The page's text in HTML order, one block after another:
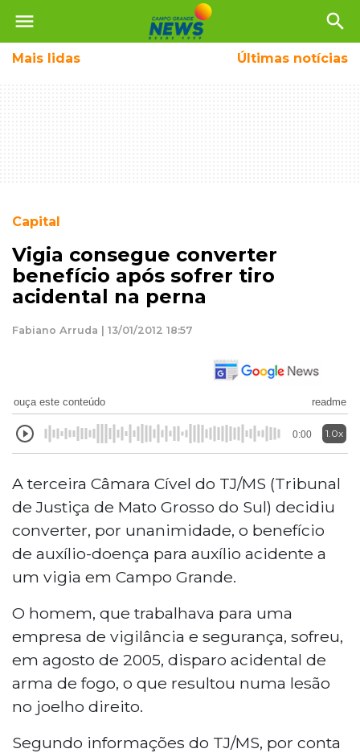
menu search
Mais lidas Últimas notícias
Capital
Vigia consegue converter
benefício após sofrer tiro
acidental na perna
Fabiano Arruda | 13/01/2012 18:57
ouça este conteúdo readme
0:00 1.0x
A terceira Câmara Cível do TJ/MS (Tribunal
de Justiça de Mato Grosso do Sul) decidiu
converter, por unanimidade, o benefício
de auxílio-doença para auxílio acidente a
um vigia em Campo Grande.
O homem, que trabalhava para uma
empresa de vigilância e segurança, sofreu,
em agosto de 2005, disparo acidental de
arma de fogo, o que resultou numa lesão
no joelho direito.
Segundo informações do TJ/MS, por conta